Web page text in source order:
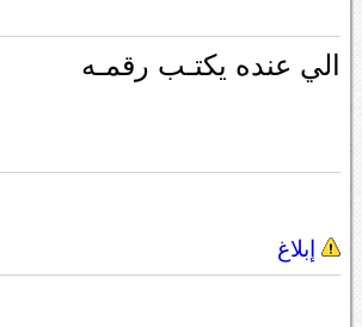
الي عنده يكتـب رقمـه
إبلاغ